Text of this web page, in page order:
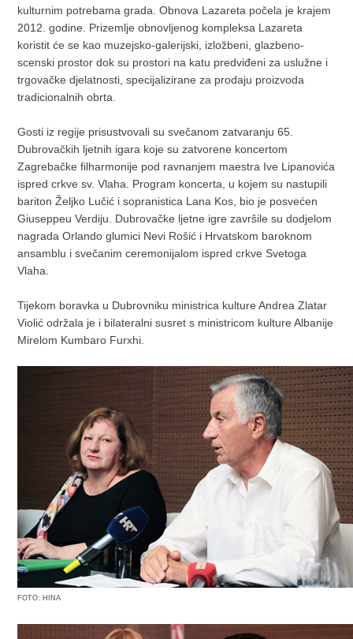
kulturnim potrebama grada. Obnova Lazareta počela je krajem
2012. godine. Prizemlje obnovljenog kompleksa Lazareta
koristit će se kao muzejsko-galerijski, izložbeni, glazbeno-
scenski prostor dok su prostori na katu predviđeni za uslužne i
trgovačke djelatnosti, specijalizirane za prodaju proizvoda
tradicionalnih obrta.
Gosti iz regije prisustvovali su svečanom zatvaranju 65.
Dubrovačkih ljetnih igara koje su zatvorene koncertom
Zagrebačke filharmonije pod ravnanjem maestra Ive Lipanovića
ispred crkve sv. Vlaha. Program koncerta, u kojem su nastupili
bariton Željko Lučić i sopranistica Lana Kos, bio je posvećen
Giuseppeu Verdiju. Dubrovačke ljetne igre završile su dodjelom
nagrada Orlando glumici Nevi Rošić i Hrvatskom baroknom
ansamblu i svečanim ceremonijalom ispred crkve Svetoga
Vlaha.
Tijekom boravka u Dubrovniku ministrica kulture Andrea Zlatar
Violić održala je i bilateralni susret s ministricom kulture Albanije
Mirelom Kumbaro Furxhi.
FOTO: HINA